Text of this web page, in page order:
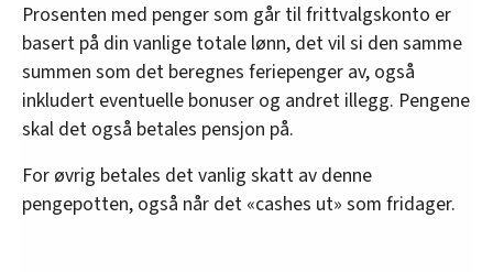
Prosenten med penger som går til frittvalgskonto er
basert på din vanlige totale lønn, det vil si den samme
summen som det beregnes feriepenger av, også
inkludert eventuelle bonuser og andret illegg. Pengene
skal det også betales pensjon på.
For øvrig betales det vanlig skatt av denne
pengepotten, også når det «cashes ut» som fridager.